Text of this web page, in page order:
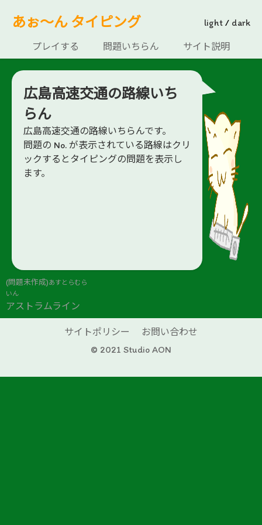
あぉ～ん タイピング light / dark
プレイする 問題いちらん サイト説明
広島高速交通の路線いち
らん
広島高速交通の路線いちらんです。
問題の No. が表示されている路線はクリ
ックするとタイピングの問題を表示し
ます。
(問題未作成)あすとらむら
いん
アストラムライン
サイトポリシー
お問い合わせ
© 2021 Studio AON